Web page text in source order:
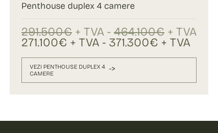
Penthouse duplex 4 camere
291.500€ + TVA - 464.100€ + TVA
271.100€ + TVA - 371.300€ + TVA
VEZI PENTHOUSE DUPLEX 4
CAMERE
->